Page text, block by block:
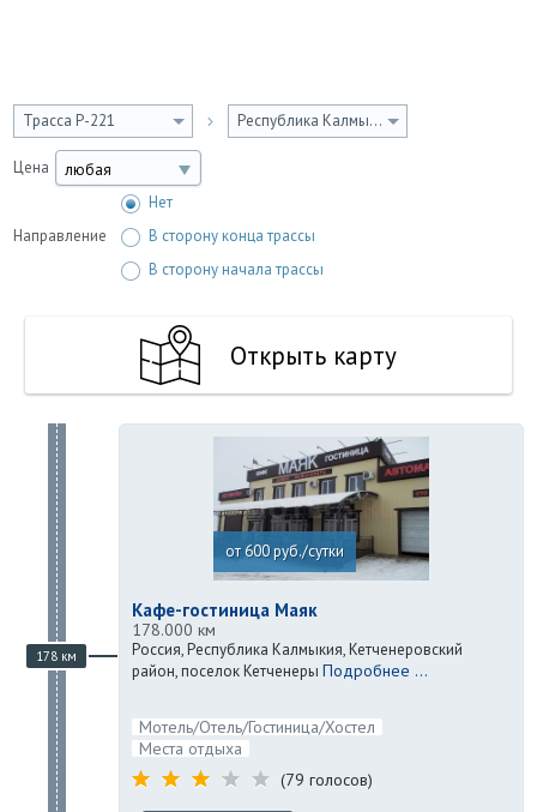
Трасса Р-221 Республика Калмыкия
Цена любая
Направление
Нет
В сторону конца трассы
В сторону начала трассы
Открыть карту
178 км
от 600 руб./сутки
Кафе-гостиница Маяк
178.000 км
Россия, Республика Калмыкия, Кетченеровский
район, поселок Кетченеры Подробнее ...
Мотель/Отель/Гостиница/Хостел
Места отдыха
(79 голосов)